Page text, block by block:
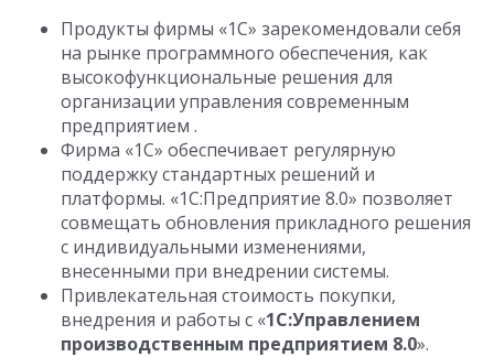
Продукты фирмы «1С» зарекомендовали себя
на рынке программного обеспечения, как
высокофункциональные решения для
организации управления современным
предприятием .
Фирма «1С» обеспечивает регулярную
поддержку стандартных решений и
платформы. «1С:Предприятие 8.0» позволяет
совмещать обновления прикладного решения
с индивидуальными изменениями,
внесенными при внедрении системы.
Привлекательная стоимость покупки,
внедрения и работы с «1С:Управлением
производственным предприятием 8.0».